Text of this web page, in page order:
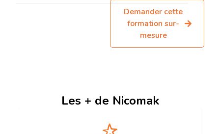
Demander cette
formation sur-
mesure
Les + de Nicomak